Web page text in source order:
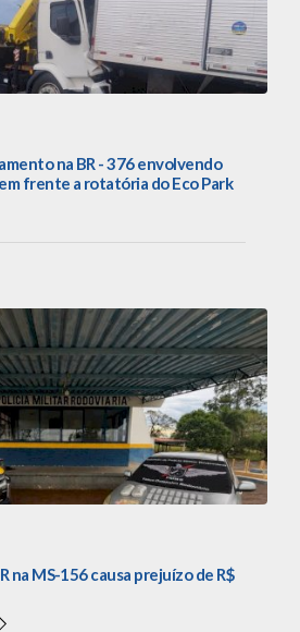
na BR - 376 envolvendo
frente a rotatória do Eco Park
na MS-156 causa prejuízo de R$